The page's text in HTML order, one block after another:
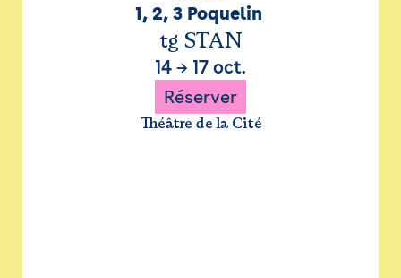
1, 2, 3 Poquelin
tg STAN
14 → 17 oct.
Réserver
Théâtre de la Cité